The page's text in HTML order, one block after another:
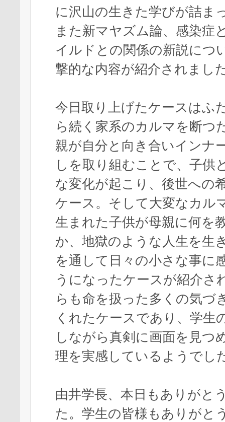
に沢山の生きた学びが詰ま
また新マヤズム論、感染症
イルドとの関係の新説につ
撃的な内容が紹介されまし
今日取り上げたケースはふ
ら続く家系のカルマを断つ
親が自分と向き合いインナ
しを取り組むことで、子供
な変化が起こり、後世への
ケース。そして大変なカル
生まれた子供が母親に何を
か、地獄のような人生を生
を通して日々の小さな事に
うになったケースが紹介さ
らも命を扱った多くの気づ
くれたケースであり、学生
しながら真剣に画面を見つ
理を実感しているようでし
由井学長、本日もありがと
た。学生の皆様もありがと